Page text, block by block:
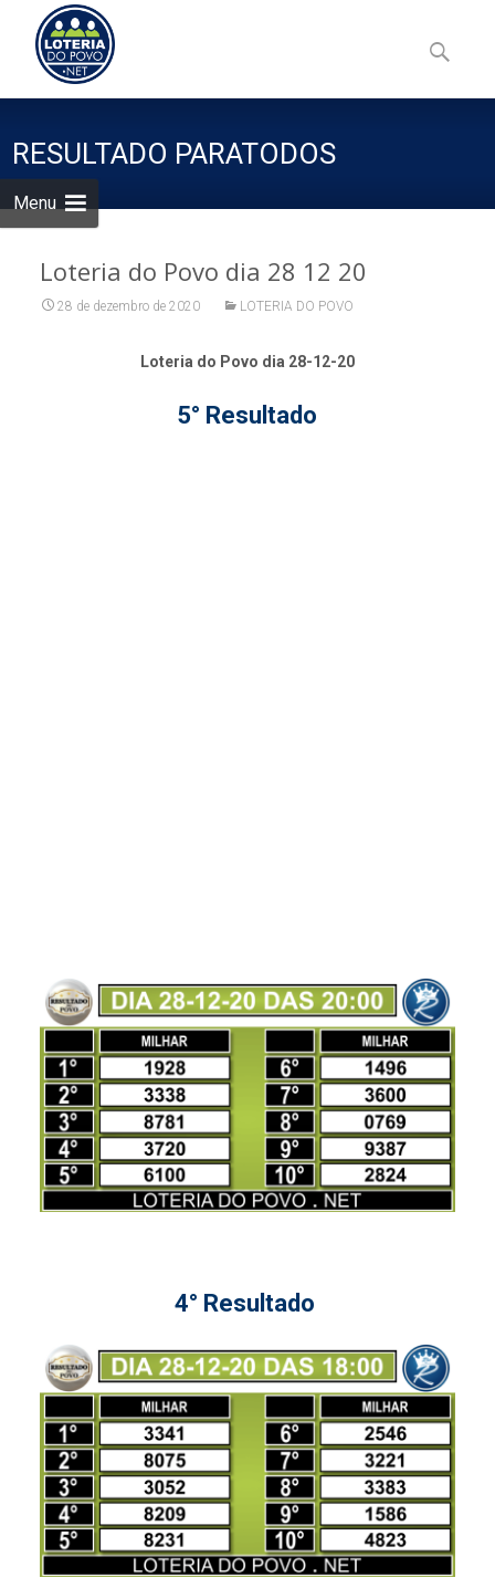
Menu
to
content
por:
RESULTADO PARATODOS
Loteria do Povo dia 28 12 20
28 de dezembro de 2020 LOTERIA DO POVO
Loteria do Povo dia 28-12-20
5° Resultado
4° Resultado